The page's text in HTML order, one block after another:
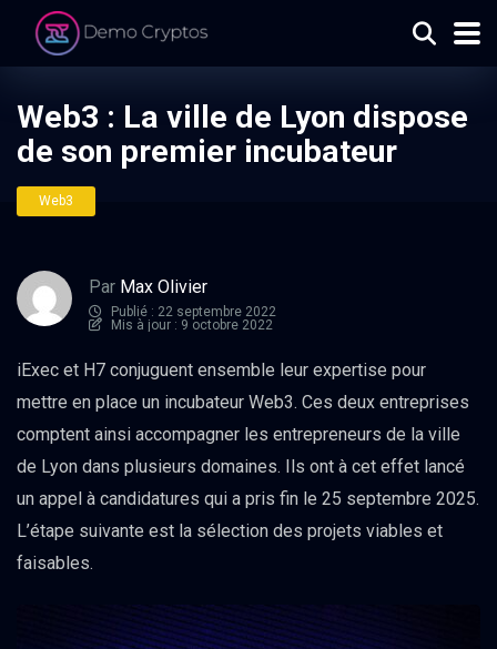
Web3 : La ville de Lyon dispose
de son premier incubateur
Web3
Par Max Olivier
Publié : 22 septembre 2022
Mis à jour : 9 octobre 2022
iExec et H7 conjuguent ensemble leur expertise pour
mettre en place un incubateur Web3. Ces deux entreprises
comptent ainsi accompagner les entrepreneurs de la ville
de Lyon dans plusieurs domaines. Ils ont à cet effet lancé
un appel à candidatures qui a pris fin le 25 septembre 2025.
L’étape suivante est la sélection des projets viables et
faisables.